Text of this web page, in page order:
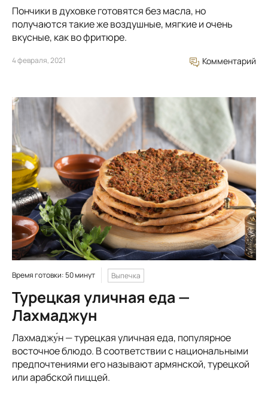
Пончики в духовке готовятся без масла, но
получаются такие же воздушные, мягкие и очень
вкусные, как во фритюре.
4 февраля, 2021 Комментарий
Время готовки: 50 минут Выпечка
Турецкая уличная еда —
Лахмаджун
Лахмаджу́н — турецкая уличная еда, популярное
восточное блюдо. В соответствии с национальными
предпочтениями его называют армянской, турецкой
или арабской пиццей.